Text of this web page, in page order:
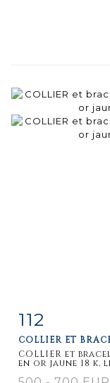
Item detail
112
COLLIER ET
COLLIER et
en or jaune 18 k,